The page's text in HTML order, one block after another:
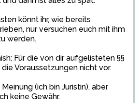
könnt ihr, wie bereits
nur versuchen euch mit ihm
werden.
Für die von dir aufgelisteten §§
Voraussetzungen nicht vor.
(ich bin Juristin), aber
keine Gewähr.